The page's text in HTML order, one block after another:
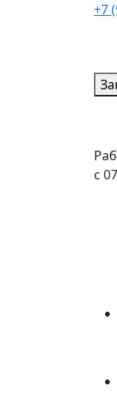
+7
с